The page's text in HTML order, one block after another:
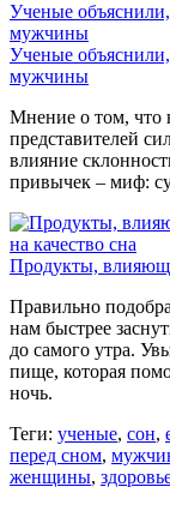
Ученые
мужчины
Ученые
мужчины
Мнение о том, что
представителей
влияние
привычек – миф:
на качество сна
Продукты,
Правильно
нам быстрее
до самого утра.
пище, которая
ночь.
Теги: ученые, сон,
перед сном,
женщины,